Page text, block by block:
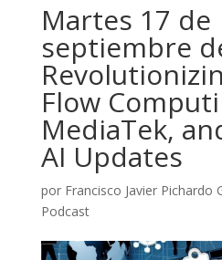
Martes 17 de
septiembre
Flow
MediaTek,
AI Updates
por Francisco Javier Pichardo
Podcast